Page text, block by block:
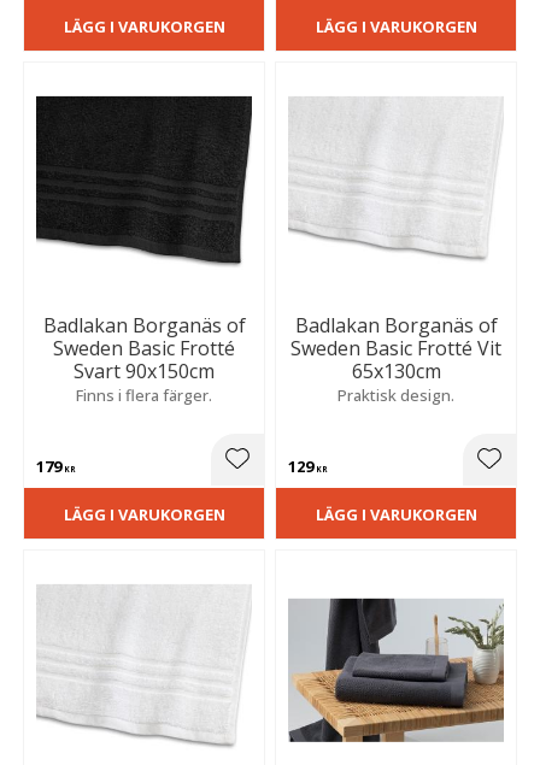
LÄGG I VARUKORGEN LÄGG I VARUKORGEN
Badlakan Borganäs of
Sweden Basic Frotté
Svart 90x150cm
Finns i flera färger.
179KR Lägg till i favoriter
LÄGG I VARUKORGEN
Badlakan Borganäs of
Sweden Basic Frotté Vit
65x130cm
Praktisk design.
129KR
LÄGG I VARUKORGEN